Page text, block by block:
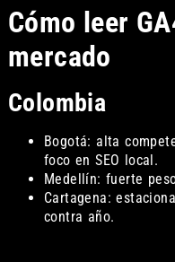
Cómo leer
mercado
Colombia
Bogotá: alta
foco en SEO local.
Medellín: fuerte
Cartagena:
contra año.